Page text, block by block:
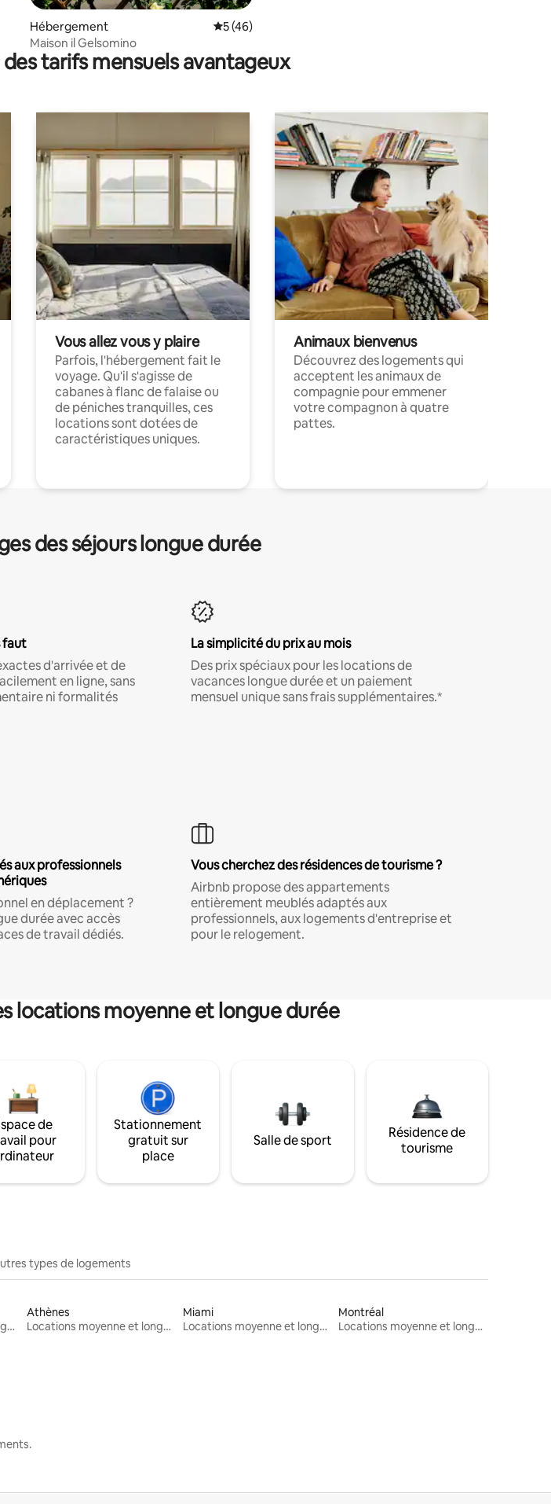
Hébergement Évaluation moyenne sur la base de 46 commentaires : 5 sur 5
5 (46)
Maison il Gelsomino
tarifs mensuels avantageux
Vous allez vous y plaire
Parfois, l'hébergement fait le
voyage. Qu'il s'agisse de
cabanes à flanc de falaise ou
de péniches tranquilles, ces
locations sont dotées de
caractéristiques uniques.
Animaux bienvenus
Découvrez des logements qui
acceptent les animaux de
compagnie pour emmener
votre compagnon à quatre
pattes.
des séjours longue durée
faut
d'arrivée et de
en ligne, sans
ni formalités
La simplicité du prix au mois
Des prix spéciaux pour les locations de
vacances longue durée et un paiement
mensuel unique sans frais supplémentaires.*
aux professionnels
en déplacement ?
durée avec accès
de travail dédiés.
Vous cherchez des résidences de tourisme ?
Airbnb propose des appartements
entièrement meublés adaptés aux
professionnels, aux logements d'entreprise et
pour le relogement.
locations moyenne et longue durée
de
pour
Stationnement
gratuit sur
place
Salle de sport
Résidence de
tourisme
types de logements
Locations moyenne et longue durée
Athènes
Locations moyenne et longue durée
Miami
Locations moyenne et longue durée
Montréal
Locations moyenne et longue durée